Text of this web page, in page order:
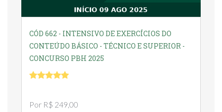
CÓD 662 - INTENSIVO DE EXERCÍCIOS DO
CONTEÚDO BÁSICO - TÉCNICO E SUPERIOR -
CONCURSO PBH 2025
Por R$ 249,00